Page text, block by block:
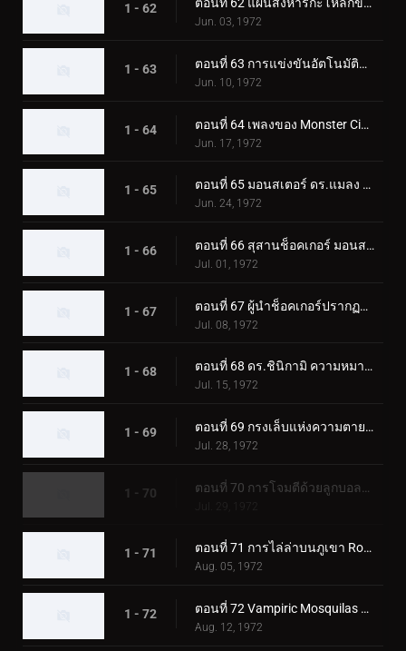
1 - 62 ตอนที่ 62 แผนสังหารกะโหลกของสัตว์ประหลาดเม่น
Jun. 03, 1972
1 - 63 ตอนที่ 63 การแข่งขันอัตโนมัติแห่งความตายของสัตว์ประหลาดแรด
Jun. 10, 1972
1 - 64 ตอนที่ 64 เพลงของ Monster Cicadaminga ที่จะฆ่าทุกคน
Jun. 17, 1972
1 - 65 ตอนที่ 65 มอนสเตอร์ ดร.แมลง และโรงเรียนช็อคเกอร์
Jun. 24, 1972
1 - 66 ตอนที่ 66 สุสานช็อคเกอร์ มอนสเตอร์ที่ฟื้นคืนชีพ
Jul. 01, 1972
1 - 67 ตอนที่ 67 ผู้นำช็อคเกอร์ปรากฏตัว! ผู้ขับขี่ตกอยู่ในอันตราย
Jul. 08, 1972
1 - 68 ตอนที่ 68 ดร.ชินิกามิ ความหมายที่แท้จริงของความหวาดกลัว?
Jul. 15, 1972
1 - 69 ตอนที่ 69 กรงเล็บแห่งความตายของมอนสเตอร์ กิลเลอร์คริกเก็ต
Jul. 28, 1972
1 - 70
Jul. 29, 1972
1 - 71 ตอนที่ 71 การไล่ล่าบนภูเขา Rokkoudai ของ Monster Horseflygomes
Aug. 05, 1972
1 - 72 ตอนที่ 72 Vampiric Mosquilas ปะทะ ทูไรเดอร์ส
Aug. 12, 1972